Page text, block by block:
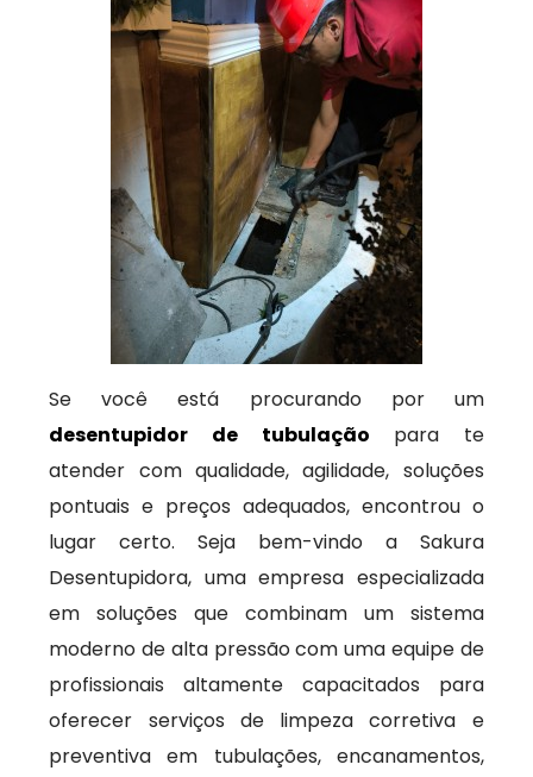
Se você está procurando por um
desentupidor de tubulação para te
atender com qualidade, agilidade, soluções
pontuais e preços adequados, encontrou o
lugar certo. Seja bem-vindo a Sakura
Desentupidora, uma empresa especializada
em soluções que combinam um sistema
moderno de alta pressão com uma equipe de
profissionais altamente capacitados para
oferecer serviços de limpeza corretiva e
preventiva em tubulações, encanamentos,